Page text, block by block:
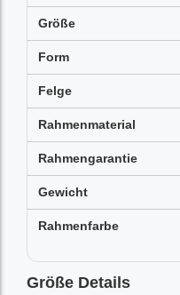
Größe
Form
Felge
Rahmenmaterial
Rahmengarantie
Gewicht
Rahmenfarbe
Größe Details